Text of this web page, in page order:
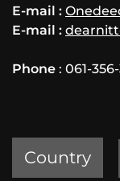
E-mail :
E-mail :
Phone : 061-
Country